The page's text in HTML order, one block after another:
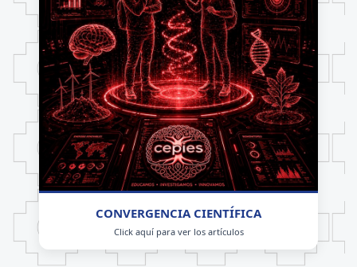
CONVERGENCIA CIENTÍFICA
Click aquí para ver los artículos